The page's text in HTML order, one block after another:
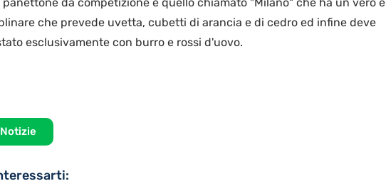
da competizione è quello chiamato "Milano" che ha un vero e
che prevede uvetta, cubetti di arancia e di cedro ed infine deve
esclusivamente con burro e rossi d'uovo.